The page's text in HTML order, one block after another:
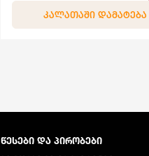
ᲙᲐᲚᲐᲗᲐᲨᲘ ᲓᲐᲛᲐᲢᲔᲑᲐ
ᲬᲔᲡᲔᲑᲘ ᲓᲐ ᲞᲘᲠᲝᲑᲔᲑᲘ